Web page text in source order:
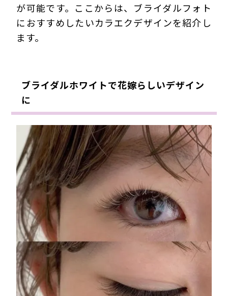
が可能です。ここからは、ブライダルフォト
におすすめしたいカラエクデザインを紹介し
ます。
ブライダルホワイトで花嫁らしいデザイン
に